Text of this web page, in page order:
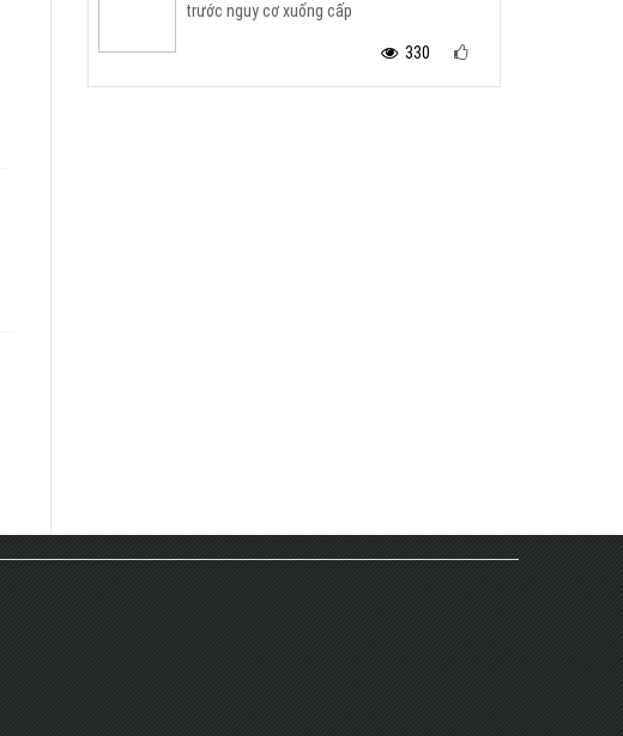
trước nguy cơ xuống cấp
330